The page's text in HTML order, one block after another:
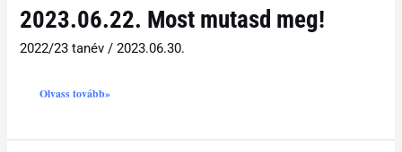
2023.06.22. Most mutasd meg!
2022/23 tanév /2023.06.30.
2023.06.22.
Most
mutasd
Olvass tovább»